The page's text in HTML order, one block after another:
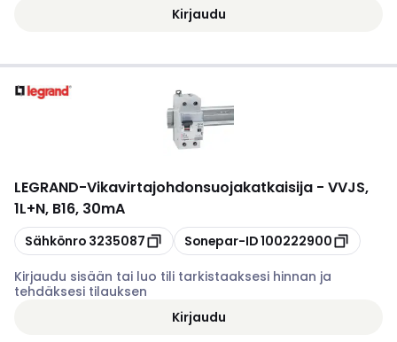
Kirjaudu
LEGRAND-Vikavirtajohdonsuojakatkaisija - VVJS,
1L+N, B16, 30mA
Kopioi
Sähkönro 3235087 Kopioi
Sonepar-ID100222900
Kirjaudu sisään tai luo tili tarkistaaksesi hinnan ja
tehdäksesi tilauksen
Kirjaudu